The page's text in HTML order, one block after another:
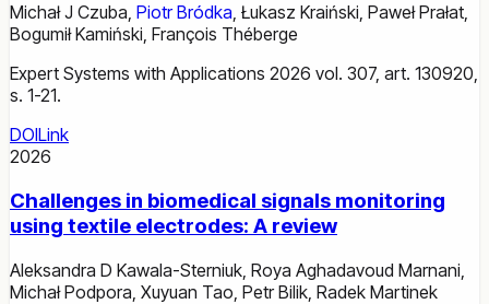
Michał J Czuba, Piotr Bródka, Łukasz Kraiński, Paweł Prałat,
Bogumił Kamiński, François Théberge
Expert Systems with Applications 2026 vol. 307, art. 130920,
s. 1-21.
DOILink
2026
Challenges in biomedical signals monitoring
using textile electrodes: A review
Aleksandra D Kawala-Sterniuk Roya Aghadavoud Marnani
Michał Podpora Xuyuan Tao Petr Bilik Radek Martinek